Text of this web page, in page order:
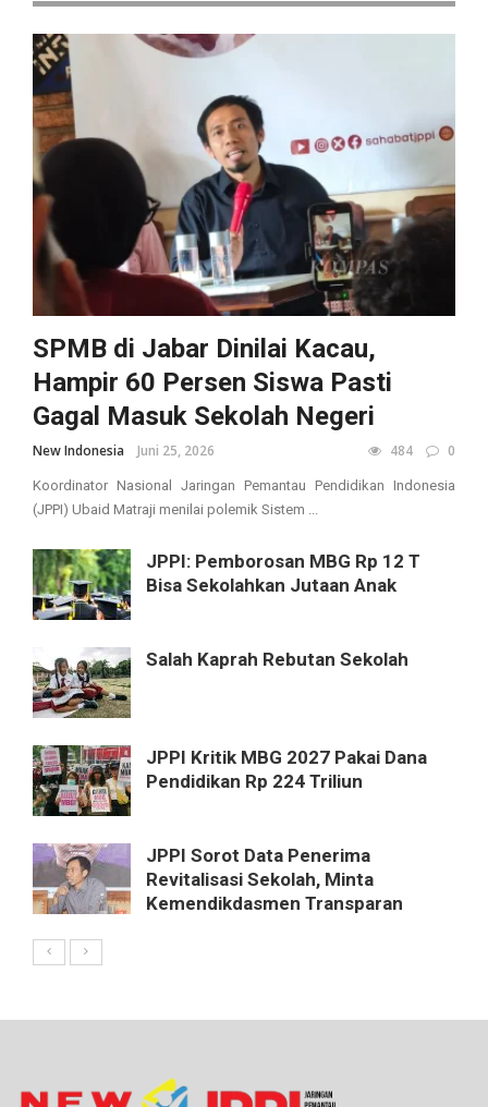
SPMB di Jabar Dinilai Kacau,
Hampir 60 Persen Siswa Pasti
Gagal Masuk Sekolah Negeri
New Indonesia Juni 25, 2026 484 0
Koordinator Nasional Jaringan Pemantau Pendidikan Indonesia
(JPPI) Ubaid Matraji menilai polemik Sistem ...
JPPI: Pemborosan MBG Rp 12 T
Bisa Sekolahkan Jutaan Anak
Salah Kaprah Rebutan Sekolah
JPPI Kritik MBG 2027 Pakai Dana
Pendidikan Rp 224 Triliun
JPPI Sorot Data Penerima
Revitalisasi Sekolah, Minta
Kemendikdasmen Transparan